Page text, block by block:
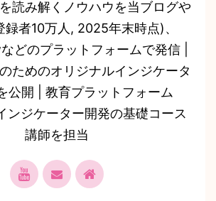
読み解くノウハウを当ブログや
者10万人, 2025年末時点)、
どのプラットフォームで発信 |
ためのオリジナルインジケータ
公開 | 教育プラットフォーム
ンジケーター開発の基礎コース
講師を担当